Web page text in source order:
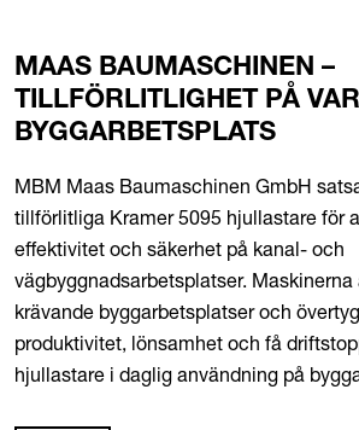
MAAS BAUMASCHINEN –
TILLFÖRLITLIGHET PÅ
BYGGARBETSPLATS
MBM Maas Baumaschinen GmbH
tillförlitliga Kramer 5095 hjullastare för
effektivitet och säkerhet på kanal- och
vägbyggnadsarbetsplatser.
krävande byggarbetsplatser och
produktivitet, lönsamhet och få
hjullastare i daglig användning på